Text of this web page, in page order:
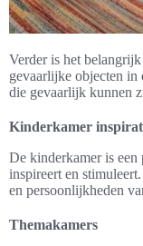
Verder is het
gevaarlijke objecten in
die gevaarlijk kunnen
Kinderkamer
De kinderkamer is een
inspireert en
en persoonlijkheden
Themakamers